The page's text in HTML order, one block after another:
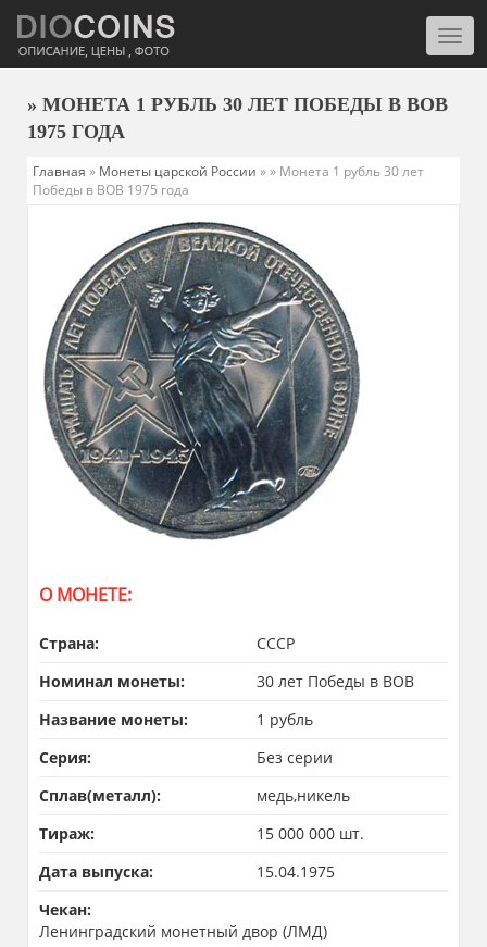
» МОНЕТА 1 РУБЛЬ 30 ЛЕТ ПОБЕДЫ В ВОВ
1975 ГОДА
Главная » Монеты царской России »» Монета 1 рубль 30 лет
Победы в ВОВ 1975 года
О МОНЕТЕ:
Страна:
СССР
Номинал монеты:
30 лет Победы в ВОВ
Название монеты:
1 рубль
Серия:
Без серии
Сплав(металл):
медь,никель
Тираж:
15 000 000 шт.
Дата выпуска:
15.04.1975
Чекан:
Ленинградский монетный двор (ЛМД)